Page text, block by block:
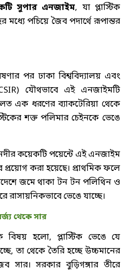
সুপার এনজাইম, যা প্লাস্টিক
মধ্যে পচিয়ে জৈব পদার্থে রূপান্তর
পর ঢাকা বিশ্ববিদ্যালয় এবং
যৌথভাবে এই এনজাইমটি
এক ধরণের ব্যাকটেরিয়া থেকে
শক্ত পলিমার চেইনকে ভেঙে
কয়েকটি পয়েন্টে এই এনজাইম
প্রয়োগ করা হয়েছে। প্রাথমিক ফলে
জমে থাকা টন টন পলিথিন ও
রাসায়নিকভাবে ভেঙে যাচ্ছে।
থেকে সার
বিষয় হলো, প্লাস্টিক ভেঙে যে
তা থেকে তৈরি হচ্ছে উচ্চমানের
সার। সরকার বুড়িগঙ্গার তীরে